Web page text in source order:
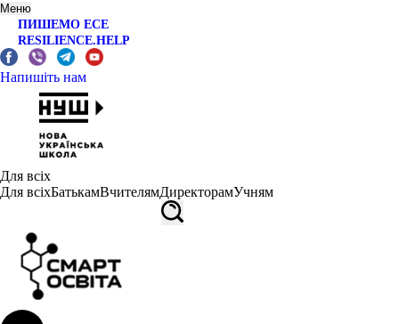
Меню
ПИШЕМО ЕСЕ
RESILIENCE.HELP
Напишіть нам
Для всіх
Для всіхБатькамВчителямДиректорамУчням